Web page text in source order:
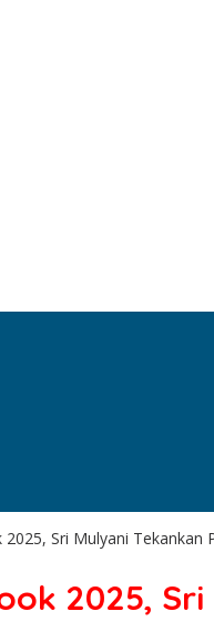
Sri Mulyani Tekankan
2025,